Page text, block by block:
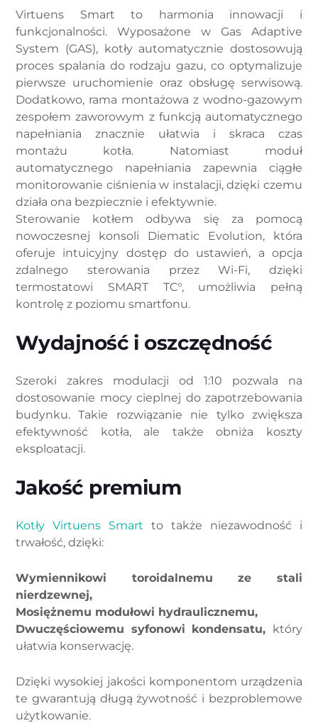
Virtuens Smart to harmonia innowacji i
funkcjonalności. Wyposażone w Gas Adaptive
System (GAS), kotły automatycznie dostosowują
proces spalania do rodzaju gazu, co optymalizuje
pierwsze uruchomienie oraz obsługę serwisową.
Dodatkowo, rama montażowa z wodno-gazowym
zespołem zaworowym z funkcją automatycznego
napełniania znacznie ułatwia i skraca czas
montażu kotła. Natomiast moduł
automatycznego napełniania zapewnia ciągłe
monitorowanie ciśnienia w instalacji, dzięki czemu
działa ona bezpiecznie i efektywnie.
Sterowanie kotłem odbywa się za pomocą
nowoczesnej konsoli Diematic Evolution, która
oferuje intuicyjny dostęp do ustawień, a opcja
zdalnego sterowania przez Wi-Fi, dzięki
termostatowi SMART TC°, umożliwia pełną
kontrolę z poziomu smartfonu.
Wydajność i oszczędność
Szeroki zakres modulacji od 1:10 pozwala na
dostosowanie mocy cieplnej do zapotrzebowania
budynku. Takie rozwiązanie nie tylko zwiększa
efektywność kotła, ale także obniża koszty
eksploatacji.
Jakość premium
Kotły Virtuens Smart to także niezawodność i
trwałość, dzięki:
Wymiennikowi toroidalnemu ze stali
nierdzewnej,
Mosiężnemu modułowi hydraulicznemu,
Dwuczęściowemu syfonowi kondensatu, który
ułatwia konserwację.
Dzięki wysokiej jakości komponentom urządzenia
te gwarantują długą żywotność i bezproblemowe
użytkowanie.